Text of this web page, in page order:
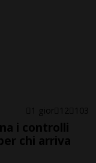
1 gior 12 103
i controlli
chi arriva